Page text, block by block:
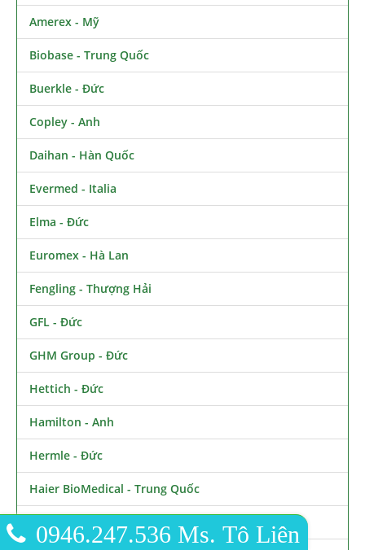
Amerex - Mỹ
Biobase - Trung Quốc
Buerkle - Đức
Copley - Anh
Daihan - Hàn Quốc
Evermed - Italia
Elma - Đức
Euromex - Hà Lan
Fengling - Thượng Hải
GFL - Đức
GHM Group - Đức
Hettich - Đức
Hamilton - Anh
Hermle - Đức
Haier BioMedical - Trung Quốc
0946.247.536 Ms. Tô Liên